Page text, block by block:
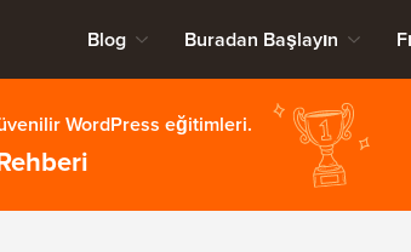
Blog Buradan Başlayın
WordPress eğitimleri.